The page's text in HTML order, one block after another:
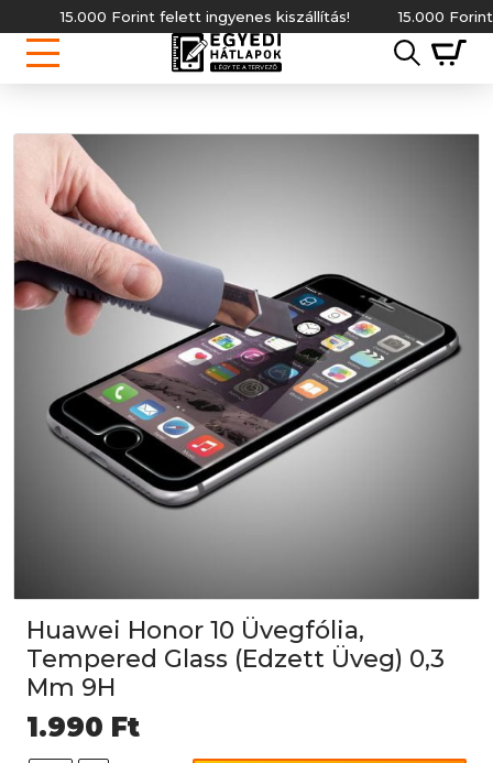
15.000 Forint felett ingyenes kiszállítás! 15.000 Forint
Huawei Honor 10 Üvegfólia,
Tempered Glass (Edzett Üveg) 0,3
Mm 9H
1.990 Ft